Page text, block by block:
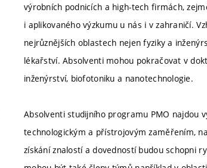
výrobních podnicích a high-tech firmách,
i aplikovaného výzkumu u nás i v zahraničí.
nejrůznějších oblastech nejen fyziky a
lékařství. Absolventi mohou pokračovat v
inženýrství, biofotoniku a nanotechnologie.
Absolventi studijního programu PMO najdou
technologickým a přístrojovým zaměřením,
získání znalostí a dovedností budou schopni